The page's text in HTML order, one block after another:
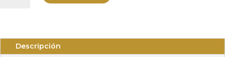
cantidadDescripción